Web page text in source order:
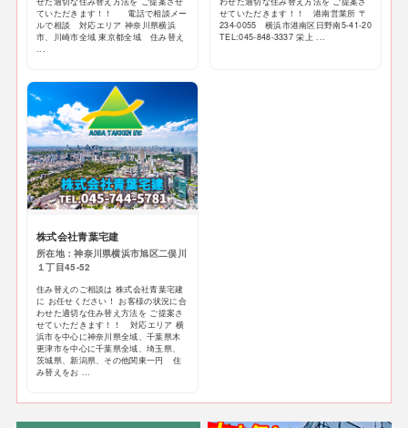
ていただきます！！ 電話で相談メー
ルで相談 対応エリア 神奈川県横浜
市、川崎市全域 東京都全域 住み替え
せていただきます！！ 港南営業所 〒
234-0055 横浜市港南区日野南5-41-20
TEL:045-848-3337 栄上 ...
株式会社青葉宅建
所在地：神奈川県横浜市旭区二俣川
１丁目45-52
住み替えのご相談は 株式会社青葉宅建
に お任せください！ お客様の状況に合
わせた適切な住み替え方法を ご提案さ
せていただきます！！ 対応エリア 横
浜市を中心に神奈川県全域、千葉県木
更津市を中心に千葉県全域、埼玉県、
茨城県、新潟県、その他関東一円 住
み替えをお ...